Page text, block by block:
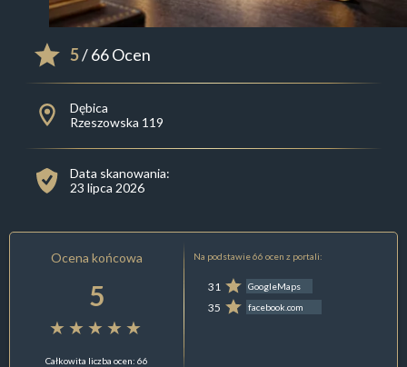
5/ 66 Ocen
Dębica
Rzeszowska 119
Data skanowania:
23 lipca 2026
Ocena końcowa
5
Całkowita liczba ocen: 66
Na podstawie 66 ocen z portali:
31 GoogleMaps
35 facebook.com